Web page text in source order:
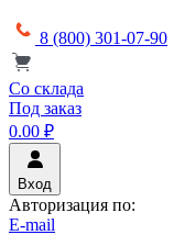
8 (800) 301-07-90
Со склада
Под заказ
0.00 ₽
Вход
Авторизация по:
E-mail